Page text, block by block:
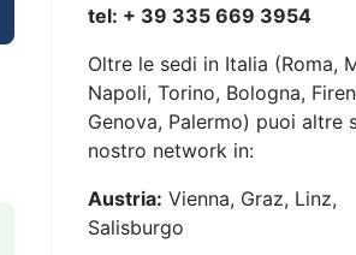
tel: + 39 335 669 3954
Oltre le sedi in Italia (Roma,
Napoli, Torino, Bologna,
Genova, Palermo) puoi altre
nostro network in:
Austria: Vienna, Graz, Linz,
Salisburgo